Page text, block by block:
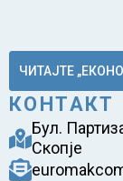
ЧИТАЈТЕ
КОНТАКТ
Бул.
Скопје